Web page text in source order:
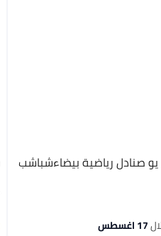
يو صنادل رياضية بيضاءشباشب
17 اغسطس